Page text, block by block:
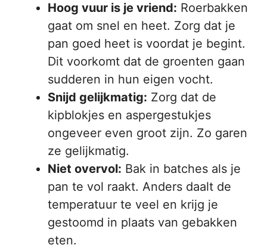
Hoog vuur is je vriend: Roerbakken
gaat om snel en heet. Zorg dat je
pan goed heet is voordat je begint.
Dit voorkomt dat de groenten gaan
sudderen in hun eigen vocht.
Snijd gelijkmatig: Zorg dat de
kipblokjes en aspergestukjes
ongeveer even groot zijn. Zo garen
ze gelijkmatig.
Niet overvol: Bak in batches als je
pan te vol raakt. Anders daalt de
temperatuur te veel en krijg je
gestoomd in plaats van gebakken
eten.